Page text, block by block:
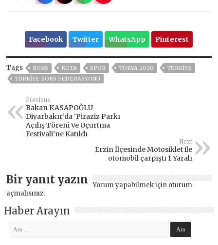
Facebook Twitter WhatsApp Pinterest
Tags BOKS KOTA SPOR TOKYA 2020
TÜRKİYE
TÜRKİYE BOKS FEDERASYONU
Previous
Bakan KASAPOĞLU
Diyarbakır’da ‘Piraziz Parkı
Açılış Töreni Ve Uçurtma
Festivali’ne Katıldı
Next
Erzin İlçesinde Motosiklet ile
otomobil çarpıştı 1 Yaralı
Bir yanıt yazın Yorum yapabilmek için oturum
açmalısınız.
Haber Arayın